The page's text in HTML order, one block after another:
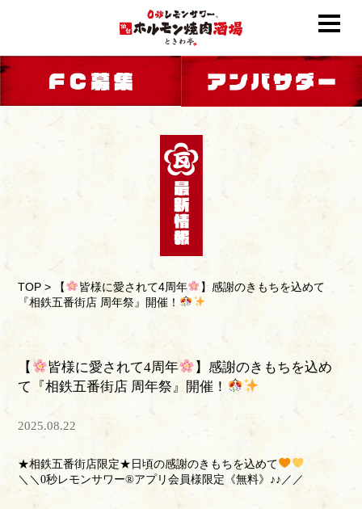
TOP > 【 皆様に愛されて4周年
】感謝のきもちを込めて
『相鉄五番街店 周年祭』開催！
【 皆様に愛されて4周年
】感謝のきもちを込め
て『相鉄五番街店 周年祭』開催！
2025.08.22
★相鉄五番街店限定★日頃の感謝のきもちを込めて
＼＼0秒レモンサワー®アプリ会員様限定《無料》♪♪／／